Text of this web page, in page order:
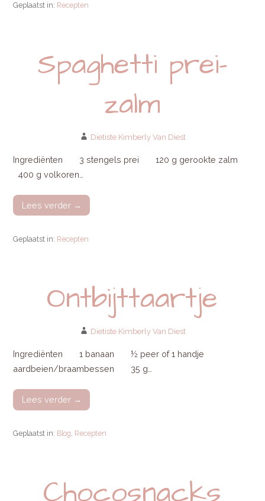
Geplaatst in: Recepten
Spaghetti prei-
zalm
Dietiste Kimberly Van Diest
Ingrediënten 3 stengels prei 120 g gerookte zalm
400 g volkoren…
Lees verder →
Geplaatst in: Recepten
Ontbijttaartje
Dietiste Kimberly Van Diest
Ingrediënten 1 banaan ½ peer of 1 handje
aardbeien/braambessen 35 g…
Lees verder →
Geplaatst in: Blog, Recepten